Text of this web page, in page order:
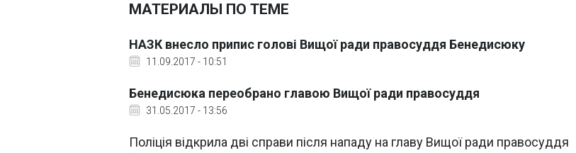
МАТЕРИАЛЫ ПО ТЕМЕ
НАЗК внесло припис голові Вищої ради правосуддя Бенедисюку
11.09.2017 - 10:51
Бенедисюка переобрано главою Вищої ради правосуддя
31.05.2017 - 13:56
Поліція відкрила дві справи після нападу на главу Вищої ради правосуддя